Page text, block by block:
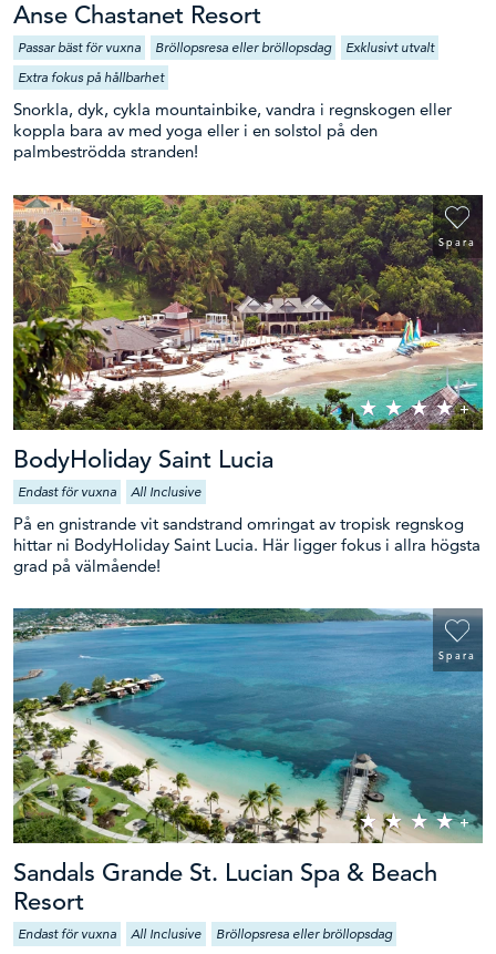
Anse Chastanet Resort
Passar bäst för vuxna Bröllopsresa eller bröllopsdag
Exklusivt utvalt
Extra fokus på hållbarhet
Snorkla, dyk, cykla mountainbike, vandra i regnskogen eller
koppla bara av med yoga eller i en solstol på den
palmbeströdda stranden!
Spara
BodyHoliday Saint Lucia
Endast för vuxna All Inclusive
På en gnistrande vit sandstrand omringat av tropisk regnskog
hittar ni BodyHoliday Saint Lucia. Här ligger fokus i allra högsta
grad på välmående!
Spara
Sandals Grande St. Lucian Spa & Beach
Resort
Endast för vuxna All Inclusive Bröllopsresa eller bröllopsdag